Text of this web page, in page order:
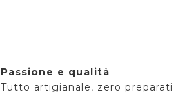
Passione e qualità
Tutto artigianale, zero preparati